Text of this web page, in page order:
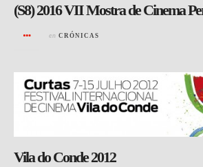
(S8) 2016 VII Mostra de Cinema
en CRÓNICAS
Vila do Conde 2012